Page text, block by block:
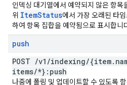
인덱싱 대기열에서 예약되지 않은 항목
위 ItemStatus에서 가장 오래된 타
하여 항목 집합을 예약됨으로 표시합니
push
POST /v1 /indexing/{item.
items/*}:push
나중에 폴링 및 업데이트할 수 있도록